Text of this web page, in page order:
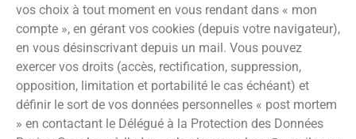
vos choix à tout moment en vous rendant dans « mon
compte », en gérant vos cookies (depuis votre navigateur),
en vous désinscrivant depuis un mail. Vous pouvez
exercer vos droits (accès, rectification, suppression,
opposition, limitation et portabilité le cas échéant) et
définir le sort de vos données personnelles « post mortem
» en contactant le Délégué à la Protection des Données